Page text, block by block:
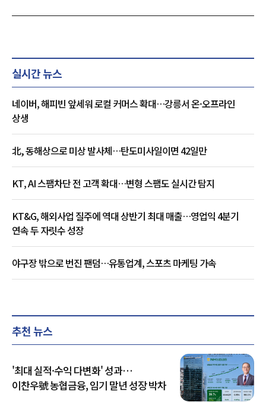
실시간 뉴스
네이버, 해피빈 앞세워 로컬 커머스 확대…강릉서 온·오프라인
상생
北, 동해상으로 미상 발사체…탄도미사일이면 42일만
KT, AI 스팸차단 전 고객 확대…변형 스팸도 실시간 탐지
KT&G, 해외사업 질주에 역대 상반기 최대 매출…영업익 4분기
연속 두 자릿수 성장
야구장 밖으로 번진 팬덤…유통업계, 스포츠 마케팅 가속
추천 뉴스
'최대 실적·수익 다변화' 성과…
이찬우號 농협금융, 임기 말년 성장 박차